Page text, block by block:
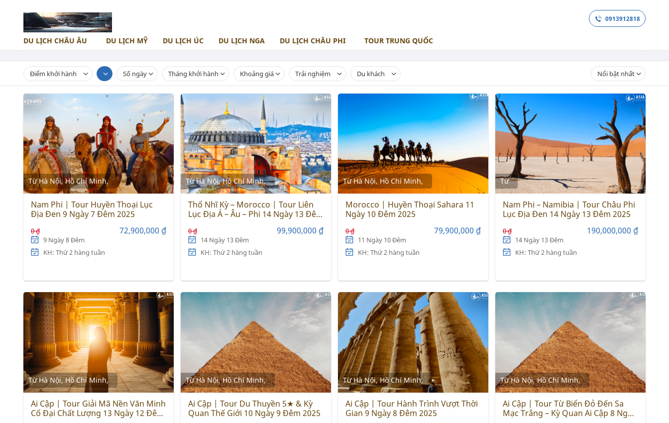
0913912818
DU LỊCH CHÂU ÂU
TÂY ÂU
TÂY ĐÔNG ÂU
NAM ÂU BẮC ÂU ĐÔNG ÂU THỔ NHĨ KỲ
DU LỊCH MỸ DU LỊCH ÚC DU LỊCH NGA DU LỊCH CHÂU PHI
TOUR NAM PHI AI CẬP TOUR MOROCCO
TOUR TRUNG QUỐC
Điểm khởi hành Số ngày Tháng khởi hành Khoảng giá Trải nghiệm Du khách Nổi bật nhất
Từ Hà Nội, Hồ Chí Minh,
Nam Phi | Tour Huyền Thoại Lục
Địa Đen 9 Ngày 7 Đêm 2025
0 ₫ 72,900,000 ₫
9 Ngày 8 Đêm
KH: Thứ 2 hàng tuần
Từ Hà Nội, Hồ Chí Minh,
Thổ Nhĩ Kỳ – Morocco | Tour Liên
Lục Địa Á – Âu – Phi 14 Ngày 13 Đêm
0 ₫ 99,900,000 ₫
14 Ngày 13 Đêm
KH: Thứ 2 hàng tuần
Từ Hà Nội, Hồ Chí Minh,
Morocco | Huyền Thoại Sahara 11
Ngày 10 Đêm 2025
0 ₫ 79,900,000 ₫
11 Ngày 10 Đêm
KH: Thứ 2 hàng tuần
Từ
Nam Phi – Namibia | Tour Châu Phi
Lục Địa Đen 14 Ngày 13 Đêm 2025
0 ₫ 190,000,000 ₫
14 Ngày 13 Đêm
KH: Thứ 2 hàng tuần
Từ Hà Nội, Hồ Chí Minh,
Ai Cập | Tour Giải Mã Nền Văn Minh
Cổ Đại Chất Lượng 13 Ngày 12 Đêm
Từ Hà Nội, Hồ Chí Minh,
Ai Cập | Tour Du Thuyền 5★ & Kỳ
Quan Thế Giới 10 Ngày 9 Đêm 2025
Từ Hà Nội, Hồ Chí Minh,
Ai Cập | Tour Hành Trình Vượt Thời
Gian 9 Ngày 8 Đêm 2025
Từ Hà Nội, Hồ Chí Minh,
Ai Cập | Tour Từ Biển Đỏ Đến Sa
Mạc Trắng – Kỳ Quan Ai Cập 8 Ngày